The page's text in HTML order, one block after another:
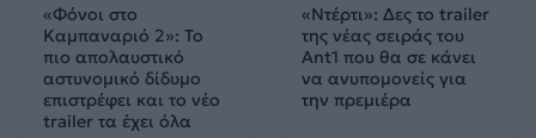
«Φόνοι στο
Καμπαναριό 2»: Το
πιο απολαυστικό
αστυνομικό δίδυμο
επιστρέφει και το νέο
trailer τα έχει όλα
«Ντέρτι»: Δες το trailer
της νέας σειράς του
Ant1 που θα σε κάνει
να ανυπομονείς για
την πρεμιέρα